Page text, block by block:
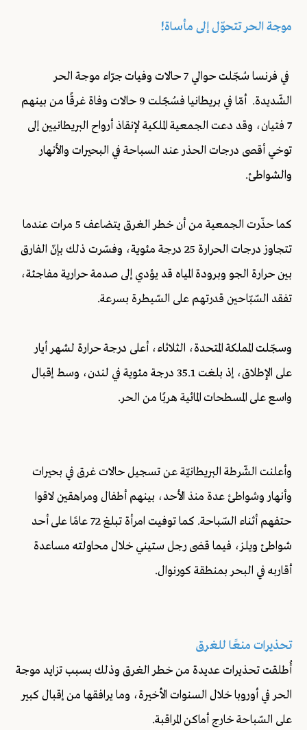
موجة الحر تتحوّل إلى مأساة!
في فرنسا سُجّلت حوالي 7 حالات وفيات جرّاء موجة الحر
الشّديدة. أمّا في بريطانيا فسُجّلت 9 حالات وفاة غرقًا من بينهم
7 فتيان، وقد دعت الجمعية الملكية لإنقاذ أرواح البريطانيين إلى
توخي أقصى درجات الحذر عند السباحة في البحيرات والأنهار
والشواطئ.
كما حذّرت الجمعية من أن خطر الغرق يتضاعف 5 مرات عندما
تتجاوز درجات الحرارة 25 درجة مئوية، وفسّرت ذلك بإنّ الفارق
بين حرارة الجو وبرودة المياه قد يؤدي إلى صدمة حرارية مفاجئة،
تفقد السّبّاحين قدرتهم على السّيطرة بسرعة.
وسجّلت المملكة المتحدة، الثلاثاء، أعلى درجة حرارة لشهر أيار
على الإطلاق، إذ بلغت 35.1 درجة مئوية في لندن، وسط إقبال
واسع على المسطحات المائية هربًا من الحر.
وأعلنت الشّرطة البريطانيّة عن تسجيل حالات غرق في بحيرات
وأنهار وشواطئ عدة منذ الأحد، بينهم أطفال ومراهقين لاقوا
حتفهم أثناء السّباحة. كما توفيت امرأة تبلغ 72 عامًا على أحد
شواطئ ويلز، فيما قضى رجل ستيني خلال محاولته مساعدة
أقاربه في البحر بمنطقة كورنوال.
تحذيرات منعًا للغرق
أُطلقت تحذيرات عديدة من خطر الغرق وذلك بسبب تزايد موجة
الحر في أوروبا خلال السنوات الأخيرة، وما يرافقها من إقبال كبير
على السّباحة خارج أماكن المراقبة.